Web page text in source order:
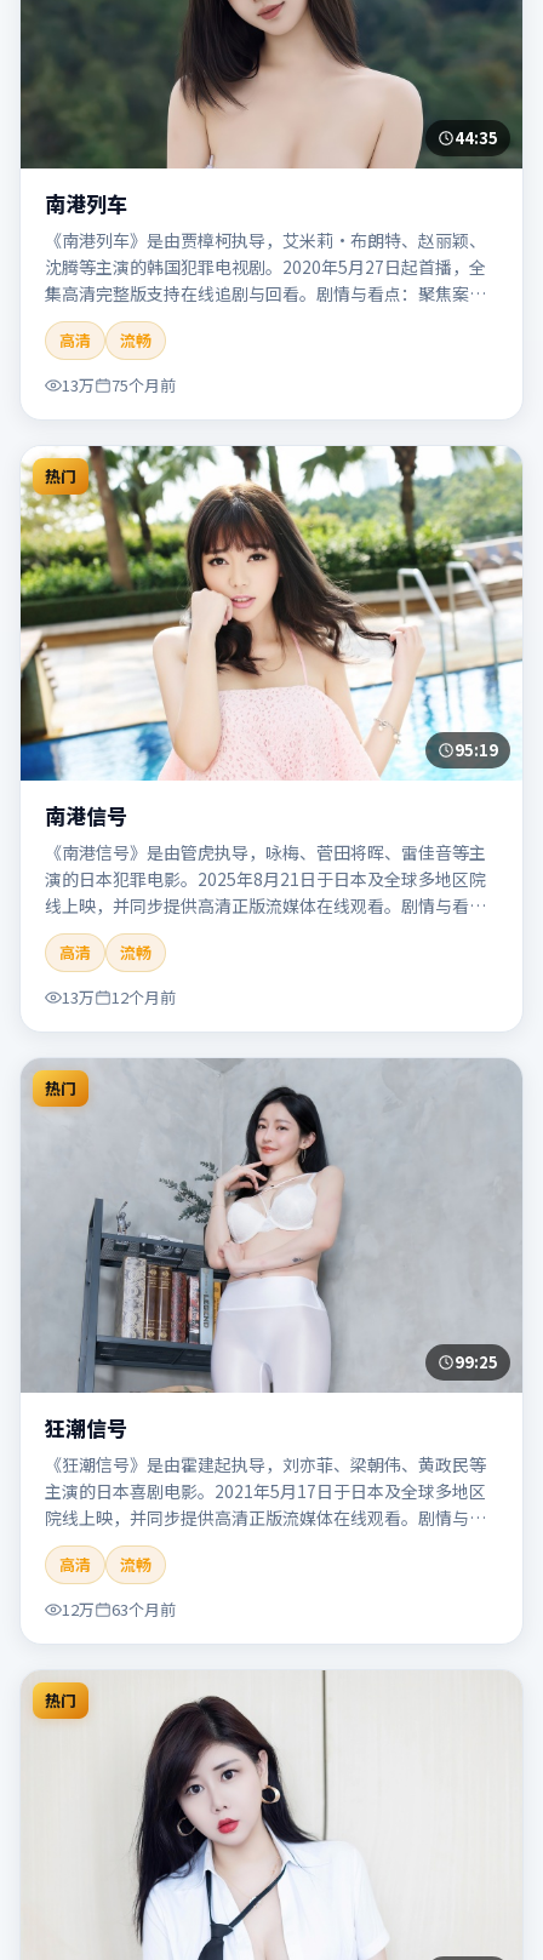
44:35
南港列车
《南港列车》是由贾樟柯执导，艾米莉·布朗特、赵丽颖、
沈腾等主演的韩国犯罪电视剧。2020年5月27日起首播，全
集高清完整版支持在线追剧与回看。剧情与看点：聚焦案件
与人性灰色地带，张力十足，兼具社会观察与戏剧冲突。本
片适合检索「南港列车」「贾樟柯」「犯罪」「韩国」
「2020」「2020-05-27上映」等关键词的影迷阅读简介与主
创信息。
高清
流畅
13万
75个月前
热门
95:19
南港信号
《南港信号》是由管虎执导，咏梅、菅田将晖、雷佳音等主
演的日本犯罪电影。2025年8月21日于日本及全球多地区院
线上映，并同步提供高清正版流媒体在线观看。剧情与看
点：聚焦案件与人性灰色地带，张力十足，兼具社会观察与
戏剧冲突。本片适合检索「南港信号」「管虎」「犯罪」
「日本」「2025」「2025-08-21上映」等关键词的影迷阅读
简介与主创信息。
高清
流畅
13万
12个月前
热门
99:25
狂潮信号
《狂潮信号》是由霍建起执导，刘亦菲、梁朝伟、黄政民等
主演的日本喜剧电影。2021年5月17日于日本及全球多地区
院线上映，并同步提供高清正版流媒体在线观看。剧情与看
点：笑点自然生活化，轻松解压，适合全家或朋友一起观
看。本片适合检索「狂潮信号」「霍建起」「喜剧」「日
本」「2021」「2021-05-17上映」等关键词的影迷阅读简介
与主创信息。
高清
流畅
12万
63个月前
热门